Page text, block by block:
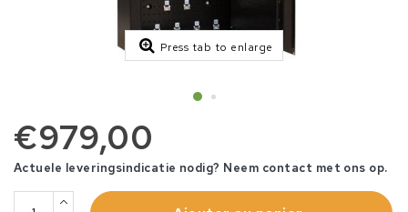
Press tab to enlarge
€979,00
Actuele leveringsindicatie nodig? Neem contact met ons op.